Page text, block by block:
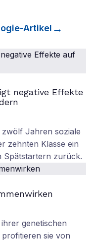
-Artikel
negative Effekte
Jahren soziale
zehnten Klasse ein
Spätstartern zurück.
genetischen
sie von